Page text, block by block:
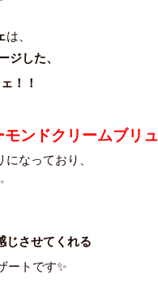
は、
ジした、
！！
ンドクリームブリ
なっており、
じさせてくれる
ートです✨